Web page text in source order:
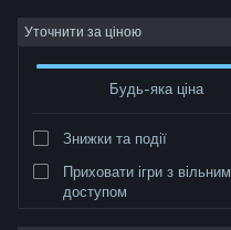
Увійти
Крамниця
Інформація
Уточнити за ціною
Будь-яка ціна
Знижки та події
Приховати ігри з вільним
доступом
Розробник: Delattre &amp; Harger